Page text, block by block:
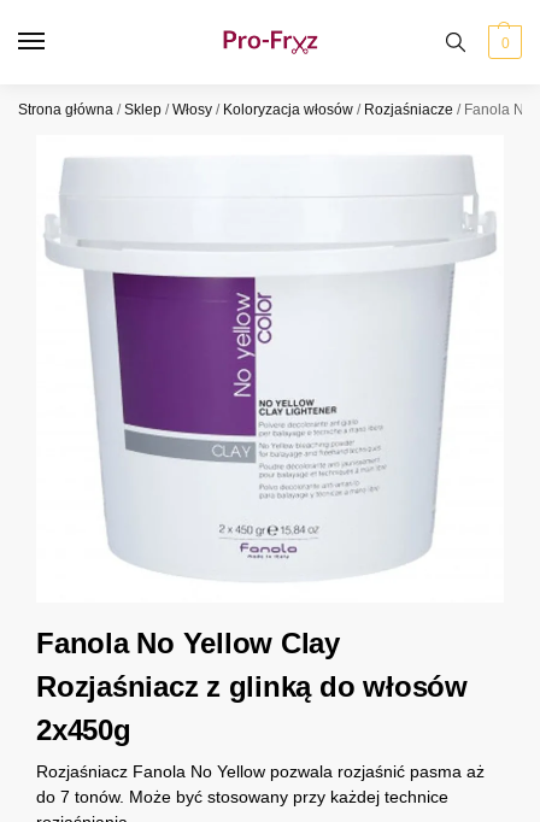
0
Strona główna /Sklep /Włosy / Koloryzacja włosów / Rozjaśniacze / Fanola No
Fanola No Yellow Clay
Rozjaśniacz z glinką do włosów
2x450g
Rozjaśniacz Fanola No Yellow pozwala rozjaśnić pasma aż
do 7 tonów. Może być stosowany przy każdej technice